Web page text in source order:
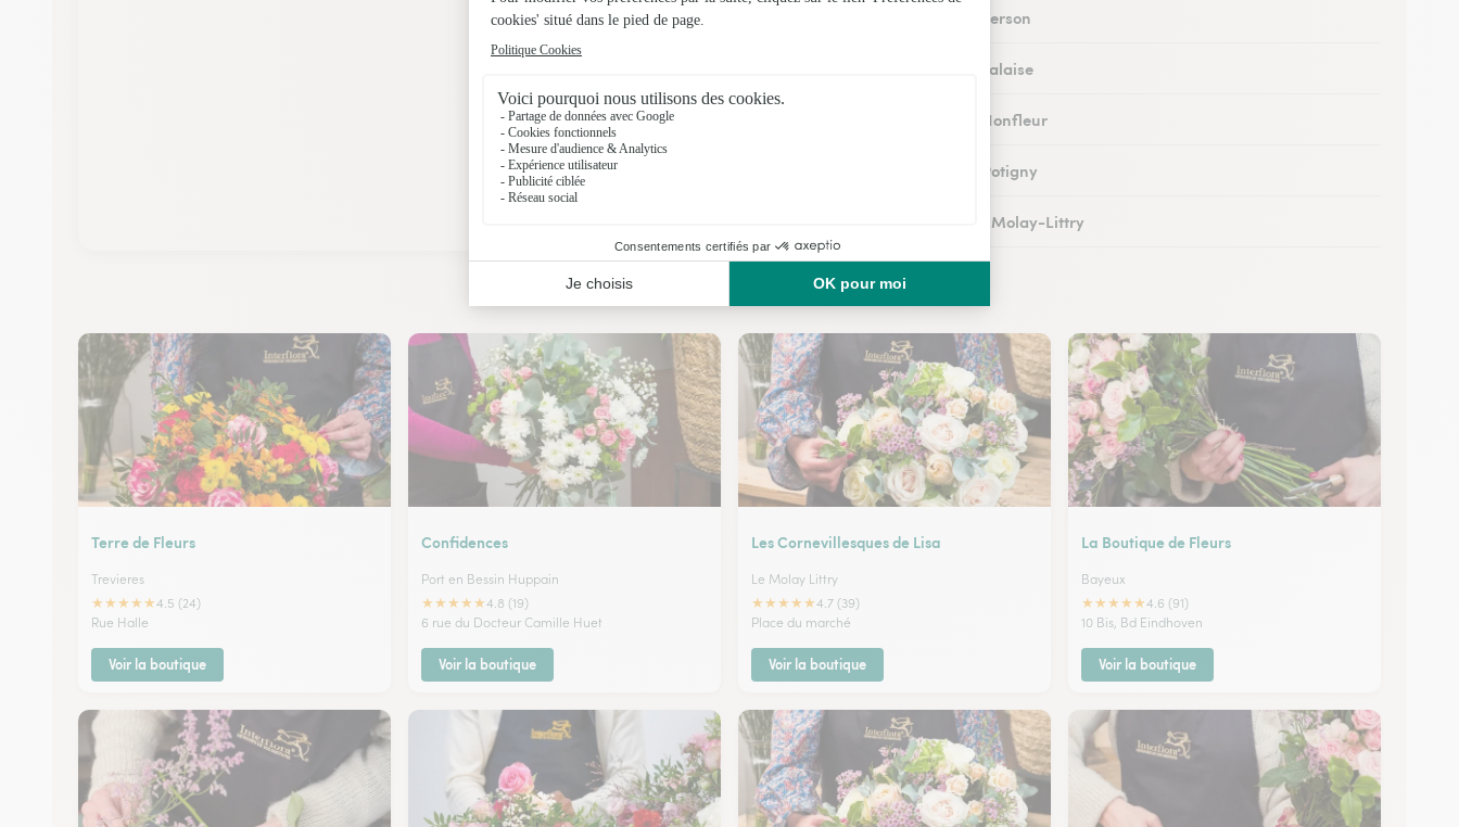
Fleuristes à Verson
Fleuristes à Falaise
Fleuristes à Honfleur
Fleuristes à Potigny
Fleuristes au Molay-Littry
Nos fleuristes à Formigny La Bataille
Terre de Fleurs
Trevieres
★★★★★4.5 (24)
Rue Halle
Voir la boutique
Confidences
Port en Bessin Huppain
★★★★★4.8 (19)
6 rue du Docteur Camille Huet
Voir la boutique
Les Cornevillesques de Lisa
Le Molay Littry
★★★★★4.7 (39)
Place du marché
Voir la boutique
La Boutique de Fleurs
Bayeux
★★★★★4.6 (91)
10 Bis, Bd Eindhoven
Voir la boutique